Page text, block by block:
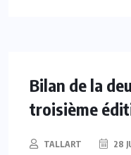
Bilan de la
troisième
TALLART 28